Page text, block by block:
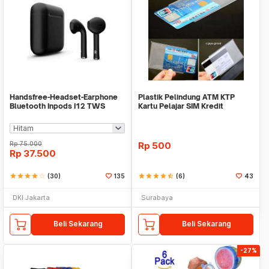
Handsfree-Headset-Earphone
Bluetooth Inpods I12 TWS
Rp75.000
Rp 37.500
starstarstarstarstar_border (30) 135
DKI Jakarta
Beli Sekarang
Plastik Pelindung ATM KTP
Kartu Pelajar SIM Kredit
Rp 500
starstarstarstarstar_half (6) 43
Surabaya
Beli Sekarang
-27%